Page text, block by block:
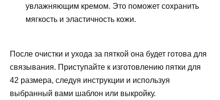
увлажняющим кремом. Это поможет сохранить
мягкость и эластичность кожи.
После очистки и ухода за пяткой она будет готова для
связывания. Приступайте к изготовлению пятки для
42 размера, следуя инструкции и используя
выбранный вами шаблон или выкройку.